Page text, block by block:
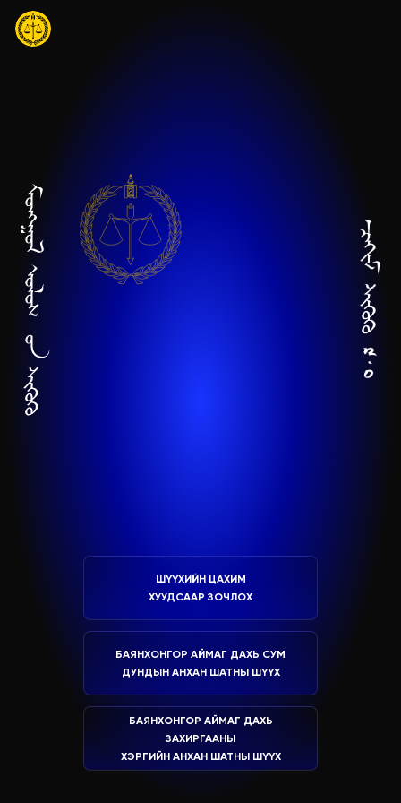
Үндсэн агуулга руу шилжих
Нүүр хуудас
ШҮҮХИЙН ЦАХИМ
ХУУДСААР ЗОЧЛОХ
БАЯНХОНГОР АЙМАГ ДАХЬ СУМ
ДУНДЫН АНХАН ШАТНЫ ШҮҮХ
БАЯНХОНГОР АЙМАГ ДАХЬ
ЗАХИРГААНЫ
ХЭРГИЙН АНХАН ШАТНЫ ШҮҮХ